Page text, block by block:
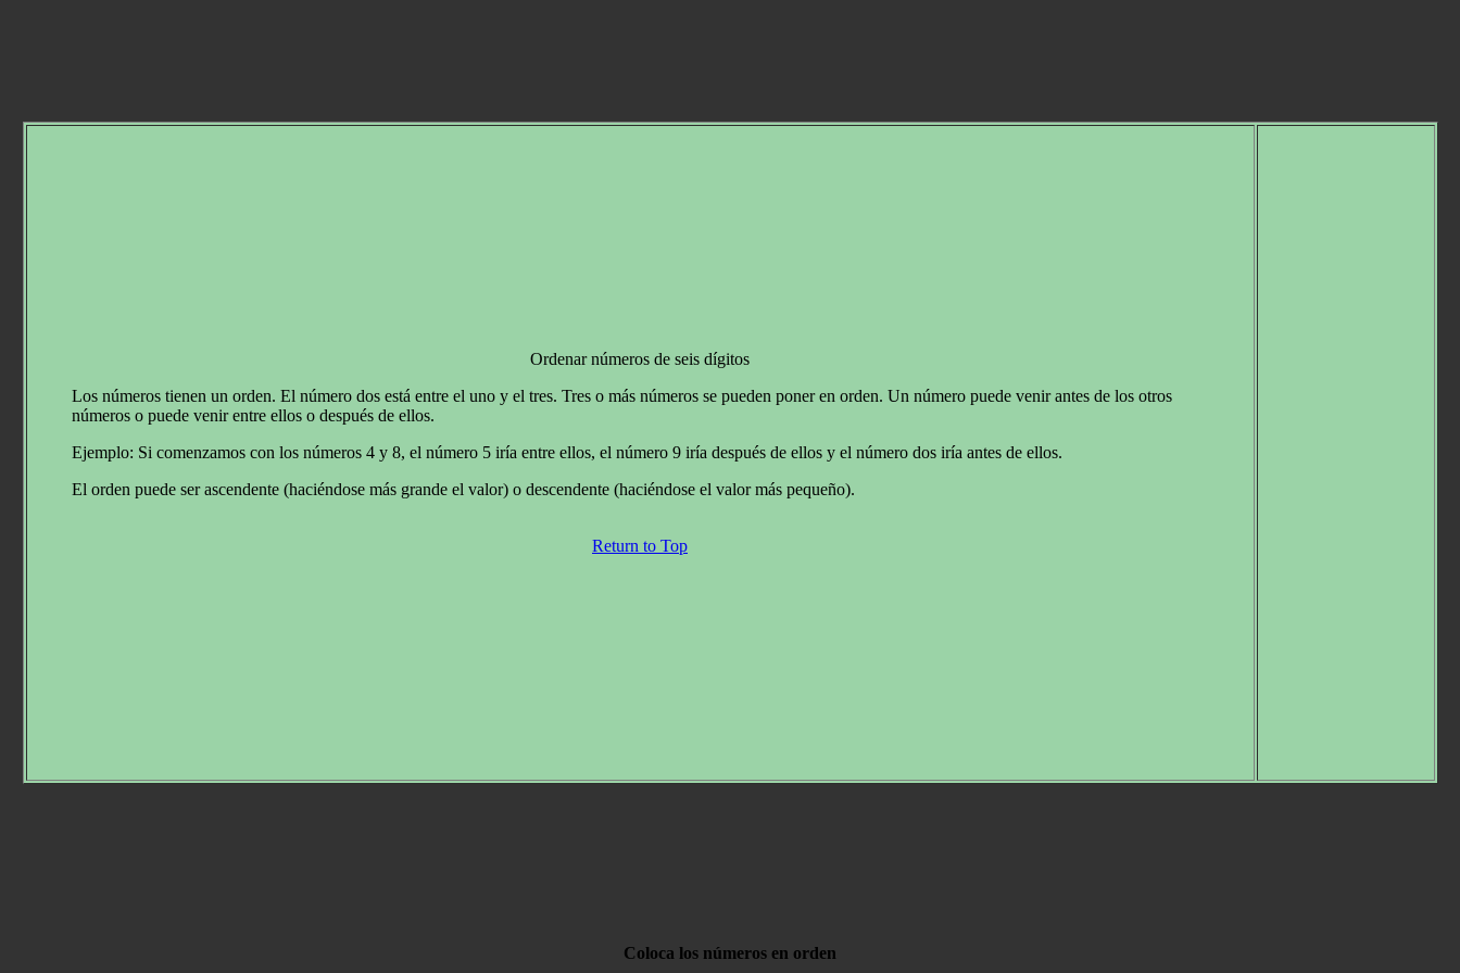
Ordenar números de seis dígitos
Los números tienen un orden. El número dos está entre el uno y el tres. Tres o más números se pueden poner en orden. Un número puede venir antes de los otros
números o puede venir entre ellos o después de ellos.
Ejemplo: Si comenzamos con los números 4 y 8, el número 5 iría entre ellos, el número 9 iría después de ellos y el número dos iría antes de ellos.
El orden puede ser ascendente (haciéndose más grande el valor) o descendente (haciéndose el valor más pequeño).
Return to Top
Coloca los números en orden